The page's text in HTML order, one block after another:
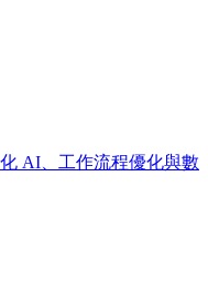
AI、工作流程優化與數